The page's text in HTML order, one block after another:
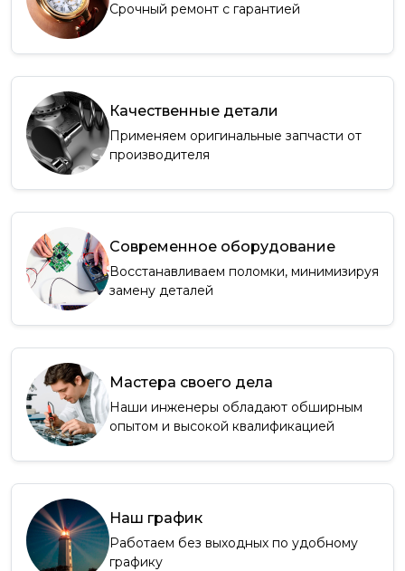
Срочный ремонт с гарантией
Качественные детали
Применяем оригинальные запчасти от
производителя
Современное оборудование
Восстанавливаем поломки, минимизируя
замену деталей
Мастера своего дела
Наши инженеры обладают обширным
опытом и высокой квалификацией
Наш график
Работаем без выходных по удобному
графику